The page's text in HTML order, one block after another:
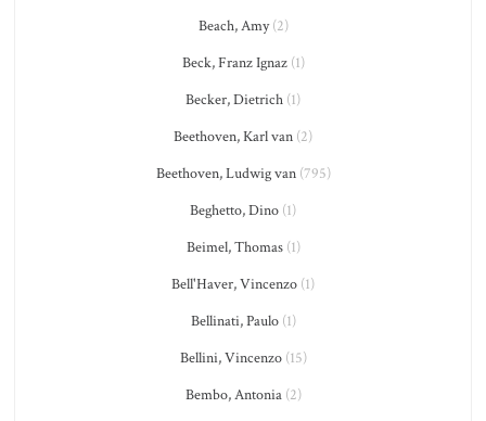
Beach, Amy(2)
Beck, Franz Ignaz(1)
Becker, Dietrich (1)
Beethoven, Karl van (2)
Beethoven, Ludwig van(795)
Beghetto, Dino (1)
Beimel, Thomas(1)
Bell'Haver, Vincenzo (1)
Bellinati, Paulo(1)
Bellini, Vincenzo(15)
Bembo, Antonia(2)